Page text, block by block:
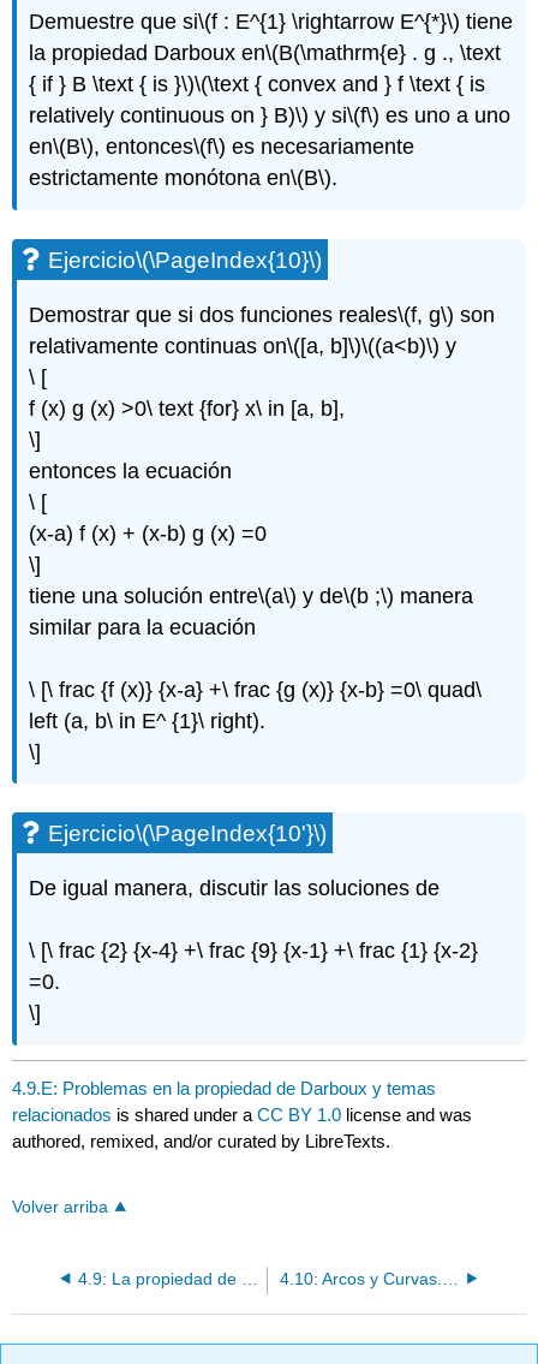
Demuestre que si\(f : E^{1} \rightarrow E^{*}\) tiene
la propiedad Darboux en\(B(\mathrm{e} . g ., \text
{ if } B \text { is }\)\(\text { convex and } f \text { is
relatively continuous on } B)\) y si\(f\) es uno a uno
en\(B\), entonces\(f\) es necesariamente
estrictamente monótona en\(B\).
Ejercicio\(\PageIndex{10}\)
Demostrar que si dos funciones reales\(f, g\) son
relativamente continuas on\([a, b]\)\((a<b)\) y
\ [
f (x) g (x) >0\ text {for} x\ in [a, b],
\]
entonces la ecuación
\ [
(x-a) f (x) + (x-b) g (x) =0
\]
tiene una solución entre\(a\) y de\(b ;\) manera
similar para la ecuación
\ [\ frac {f (x)} {x-a} +\ frac {g (x)} {x-b} =0\ quad\
left (a, b\ in E^ {1}\ right).
\]
Ejercicio\(\PageIndex{10'}\)
De igual manera, discutir las soluciones de
\ [\ frac {2} {x-4} +\ frac {9} {x-1} +\ frac {1} {x-2}
=0.
\]
4.9.E: Problemas en la propiedad de Darboux y temas
relacionados is shared under aCC BY 1.0 license and was
authored, remixed, and/or curated by LibreTexts.
Volver arriba